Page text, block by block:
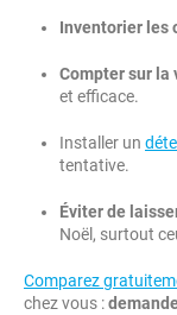
Inventorier les
Compter sur la
et efficace.
Installer un
tentative.
Éviter de
Noël, surtout
Comparez
chez vous :